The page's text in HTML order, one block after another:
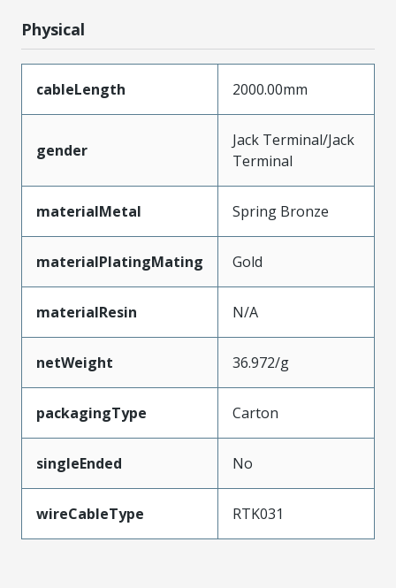
Physical
cableLength 2000.00mm
gender
Jack Terminal/Jack
Terminal
materialMetal Spring Bronze
materialPlatingMating Gold
materialResin N/A
netWeight 36.972/g
packagingType Carton
singleEnded No
wireCableType RTK031